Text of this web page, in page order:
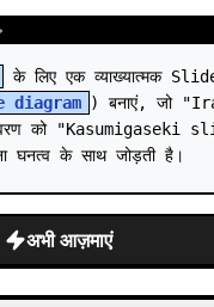
के लिए एक व्याख्यात्मक
diagram ) बनाएं, जो
को "Kasumigaseki
घनत्व के साथ जोड़ती है।
अभी आज़माएं